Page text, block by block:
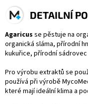
DETAILNÍ
Agaricus se pěstuje na
organická sláma, přírodní
kukuřice, přírodní sádrovec
Pro výrobu extraktů se
používá při výrobě
které mají ideální klima a